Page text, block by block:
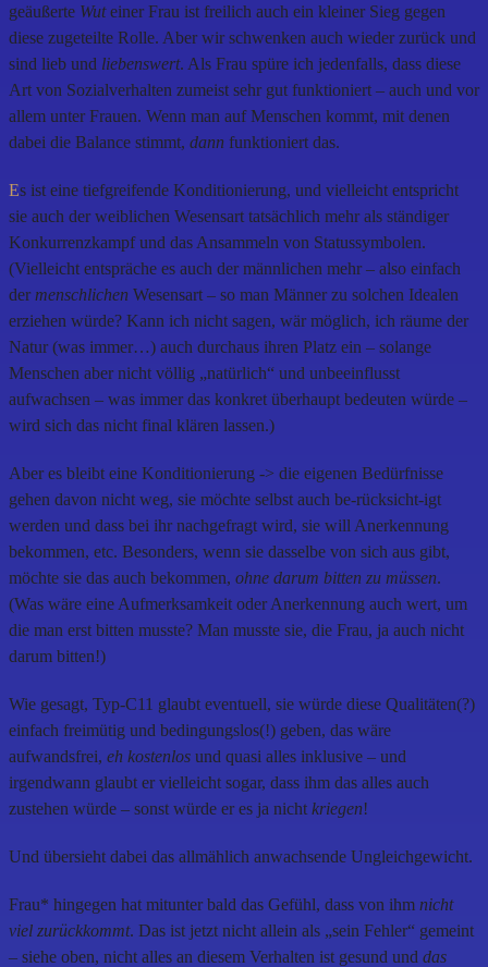
geäußerte Wuteiner Frau ist freilich auch ein kleiner Sieg gegen
diese zugeteilte Rolle. Aber wir schwenken auch wieder zurück und
sind lieb und liebenswert. Als Frau spüre ich jedenfalls, dass diese
Art von Sozialverhalten zumeist sehr gut funktioniert – auch und vor
allem unter Frauen. Wenn man auf Menschen kommt, mit denen
dabei die Balance stimmt, dann funktioniert das.
Es ist eine tiefgreifende Konditionierung, und vielleicht entspricht
sie auch der weiblichen Wesensart tatsächlich mehr als ständiger
Konkurrenzkampf und das Ansammeln von Statussymbolen.
(Vielleicht entspräche es auch der männlichen mehr – also einfach
der menschlichen Wesensart – so man Männer zu solchen Idealen
erziehen würde? Kann ich nicht sagen, wär möglich, ich räume der
Natur (was immer…) auch durchaus ihren Platz ein – solange
Menschen aber nicht völlig „natürlich“ und unbeeinflusst
aufwachsen – was immer das konkret überhaupt bedeuten würde –
wird sich das nicht final klären lassen.)
Aber es bleibt eine Konditionierung -> die eigenen Bedürfnisse
gehen davon nicht weg, sie möchte selbst auch be-rücksicht-igt
werden und dass bei ihr nachgefragt wird, sie will Anerkennung
bekommen, etc. Besonders, wenn sie dasselbe von sich aus gibt,
möchte sie das auch bekommen, ohne darum bitten zu müssen.
(Was wäre eine Aufmerksamkeit oder Anerkennung auch wert, um
die man erst bitten musste? Man musste sie, die Frau, ja auch nicht
darum bitten!)
Wie gesagt, Typ-C11 glaubt eventuell, sie würde diese Qualitäten(?)
einfach freimütig und bedingungslos(!) geben, das wäre
aufwandsfrei, eh kostenlos und quasi alles inklusive – und
irgendwann glaubt er vielleicht sogar, dass ihm das alles auch
zustehen würde – sonst würde er es ja nicht kriegen!
Und übersieht dabei das allmählich anwachsende Ungleichgewicht.
Frau* hingegen hat mitunter bald das Gefühl, dass von ihm nicht
viel zurückkommt. Das ist jetzt nicht allein als „sein Fehler“ gemeint
– siehe oben, nicht alles an diesem Verhalten ist gesund und das